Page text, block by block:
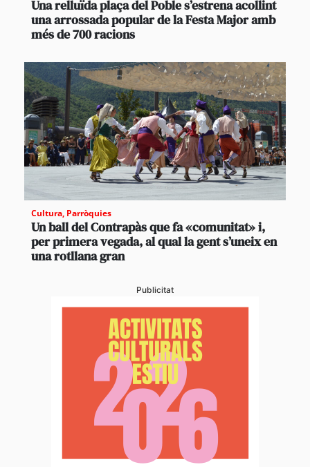
Una relluïda plaça del Poble s’estrena acollint
una arrossada popular de la Festa Major amb
més de 700 racions
Cultura, Parròquies
Un ball del Contrapàs que fa «comunitat» i,
per primera vegada, al qual la gent s’uneix en
una rotllana gran
Publicitat